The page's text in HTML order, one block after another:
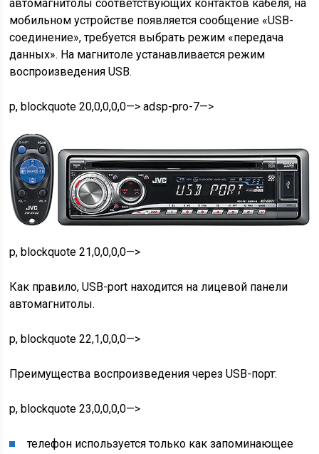
автомагнитолы соответствующих контактов кабеля, на
мобильном устройстве появляется сообщение «USB-
соединение», требуется выбрать режим «передача
данных». На магнитоле устанавливается режим
воспроизведения USB.
p, blockquote 20,0,0,0,0—> adsp-pro-7—>
p, blockquote 21,0,0,0,0—>
Как правило, USB-port находится на лицевой панели
автомагнитолы.
p, blockquote 22,1,0,0,0—>
Преимущества воспроизведения через USB-порт:
p, blockquote 23,0,0,0,0—>
телефон используется только как запоминающее